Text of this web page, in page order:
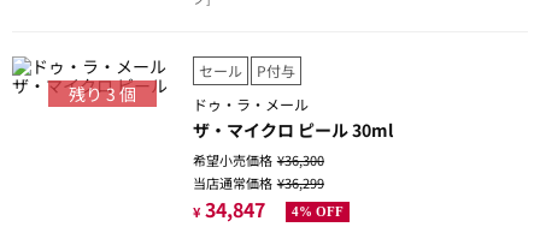
残り3 個
セール
P付与
ドゥ・ラ・メール
ザ・マイクロ ピール 30ml
希望小売価格¥36,300
当店通常価格¥36,299
¥ 34,847 4% OFF